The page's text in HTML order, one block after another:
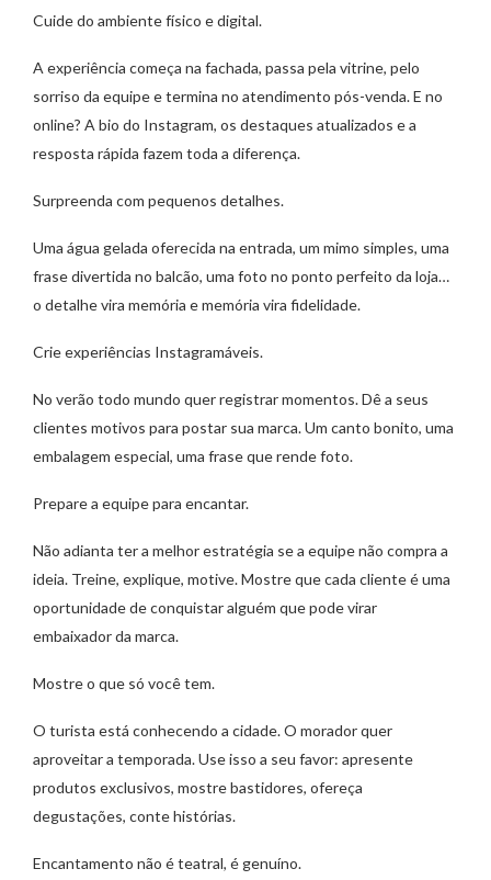
Cuide do ambiente físico e digital.
A experiência começa na fachada, passa pela vitrine, pelo
sorriso da equipe e termina no atendimento pós-venda. E no
online? A bio do Instagram, os destaques atualizados e a
resposta rápida fazem toda a diferença.
Surpreenda com pequenos detalhes.
Uma água gelada oferecida na entrada, um mimo simples, uma
frase divertida no balcão, uma foto no ponto perfeito da loja…
o detalhe vira memória e memória vira fidelidade.
Crie experiências Instagramáveis.
No verão todo mundo quer registrar momentos. Dê a seus
clientes motivos para postar sua marca. Um canto bonito, uma
embalagem especial, uma frase que rende foto.
Prepare a equipe para encantar.
Não adianta ter a melhor estratégia se a equipe não compra a
ideia. Treine, explique, motive. Mostre que cada cliente é uma
oportunidade de conquistar alguém que pode virar
embaixador da marca.
Mostre o que só você tem.
O turista está conhecendo a cidade. O morador quer
aproveitar a temporada. Use isso a seu favor: apresente
produtos exclusivos, mostre bastidores, ofereça
degustações, conte histórias.
Encantamento não é teatral, é genuíno.